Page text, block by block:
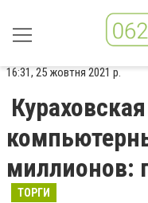
16:31, 25 жовтня 2021 р.
миллионов:
ТОРГИ